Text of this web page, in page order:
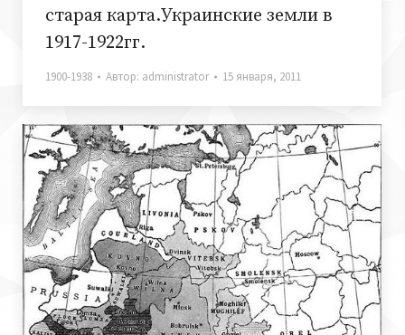
старая карта.Украинские земли в
1917-1922гг.
1900-1938 Автор: administrator 15 января, 2011